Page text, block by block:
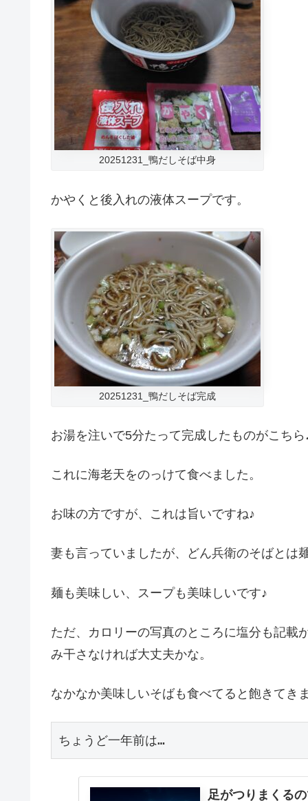
20251231_鴨だしそば中身
かやくと後入れの液体スープです。
20251231_鴨だしそば完成
お湯を注いで5分たって完成したものがこちら
これに海老天をのっけて食べました。
お味の方ですが、これは旨いですね♪
妻も言っていましたが、どん兵衛のそばとは
麺も美味しい、スープも美味しいです♪
ただ、カロリーの写真のところに塩分も記載
み干さなければ大丈夫かな。
なかなか美味しいそばも食べてると飽きてき
ちょうど一年前は…
足がつりまくる